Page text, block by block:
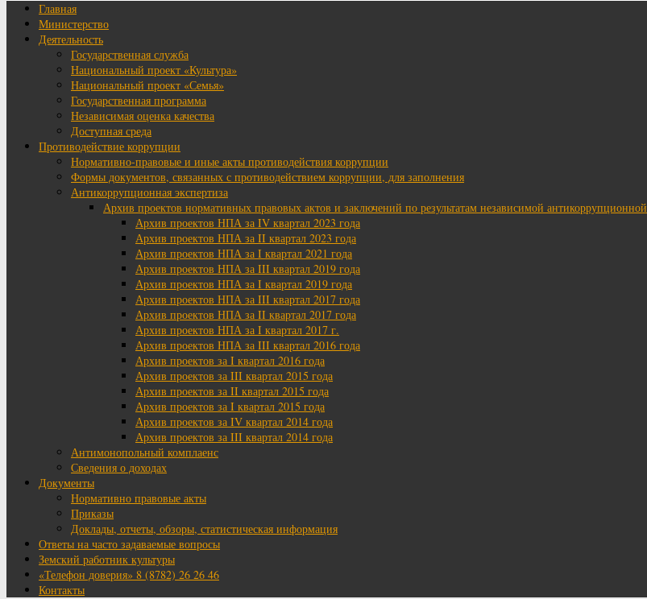
Главная
Министерство
Деятельность
Государственная служба
Национальный проект «Культура»
Национальный проект «Семья»
Государственная программа
Независимая оценка качества
Доступная среда
Противодействие коррупции
Нормативно-правовые и иные акты противодействия коррупции
Формы документов, связанных с противодействием коррупции, для заполнения
Антикоррупционная экспертиза
Архив проектов нормативных правовых актов и заключений по результатам независимой антикоррупционной
Архив проектов НПА за IV квартал 2023 года
Архив проектов НПА за II квартал 2023 года
Архив проектов НПА за I квартал 2021 года
Архив проектов НПА за III квартал 2019 года
Архив проектов НПА за I квартал 2019 года
Архив проектов НПА за III квартал 2017 года
Архив проектов НПА за II квартал 2017 года
Архив проектов НПА за I квартал 2017 г.
Архив проектов НПА за III квартал 2016 года
Архив проектов за I квартал 2016 года
Архив проектов за III квартал 2015 года
Архив проектов за II квартал 2015 года
Архив проектов за I квартал 2015 года
Архив проектов за IV квартал 2014 года
Архив проектов за III квартал 2014 года
Антимонопольный комплаенс
Сведения о доходах
Документы
Нормативно правовые акты
Приказы
Доклады, отчеты, обзоры, статистическая информация
Ответы на часто задаваемые вопросы
Земский работник культуры
«Телефон доверия» 8 (8782) 26 26 46
Контакты